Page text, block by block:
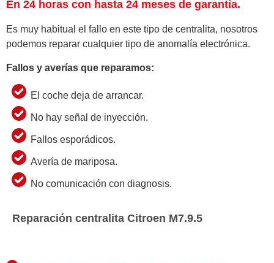
En 24 horas con hasta 24 meses de garantía.
Es muy habitual el fallo en este tipo de centralita, nosotros
podemos reparar cualquier tipo de anomalía electrónica.
Fallos y averías que reparamos:
El coche deja de arrancar.
No hay señal de inyección.
Fallos esporádicos.
Avería de mariposa.
No comunicación con diagnosis.
Reparación centralita Citroen M7.9.5